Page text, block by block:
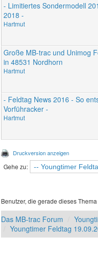
- Limitiertes Sondermodell
2018 -
Hartmut
Große MB-trac und Unimog
in 48531 Nordhorn
Hartmut
- Feldtag News 2016 - So
Vorführacker -
Hartmut
Druckversion anzeigen
Gehe zu:
Benutzer, die gerade dieses
Das MB-trac Forum
Youngtimer Feldtag